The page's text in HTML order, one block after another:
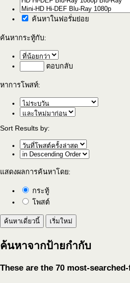
ค้นหาในฟอรั่มย่อย
ค้นหากระทู้กับ:
ตอบกลับ
หาการโพสท์:
Sort Results by:
แสดงผลการค้นหาโดย:
กระทู้
โพสต์
ค้นหาจากป้ายกำกับ
These are the 70 most-